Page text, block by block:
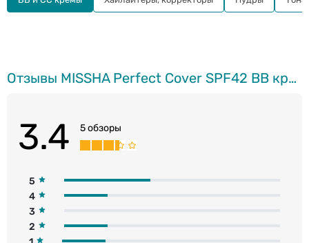
Отзывы MISSHA Perfect Cover SPF42 BB крем для лица, No.27, Honey Beige, 20мл
3.4 5 обзоры
5
4
3
2